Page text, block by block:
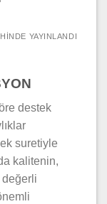
YAYINLANDI
destek
suretiyle
kalitenin,